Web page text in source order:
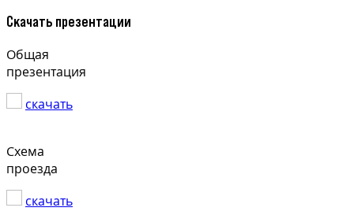
Скачать презентации
Общая
презентация
скачать
Схема
проезда
скачать